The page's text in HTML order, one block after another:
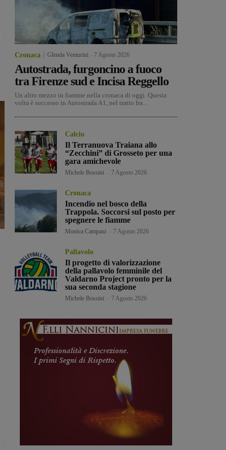
Cronaca Glenda Venturini 7 Agosto 2026
Autostrada, furgoncino a fuoco
tra Firenze sud e Incisa Reggello
Un altro mezzo in fiamme nella cronaca di oggi. Questa
volta è successo in Autostrada A1, nel tratto fra...
Calcio
Il Terranuova Traiana allo
“Zecchini” di Grosseto per una
gara amichevole
Michele Bossini 7 Agosto 2026
Cronaca
Incendio nel bosco della
Trappola. Soccorsi sul posto per
spegnere le fiamme
Monica Campani 7 Agosto 2026
Pallavolo
Il progetto di valorizzazione
della pallavolo femminile del
Valdarno Project pronto per la
sua seconda stagione
Michele Bossini 7 Agosto 2026